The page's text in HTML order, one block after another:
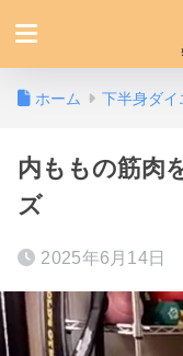
ホーム 下半身ダイ
内ももの筋肉
ズ
2025年6月14日